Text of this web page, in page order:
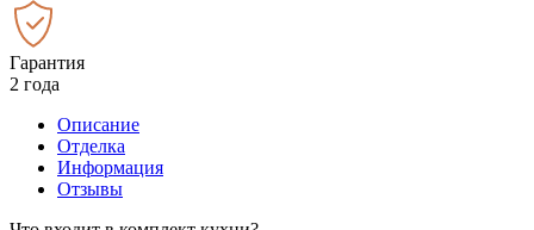
Гарантия
2 года
Описание
Отделка
Информация
Отзывы